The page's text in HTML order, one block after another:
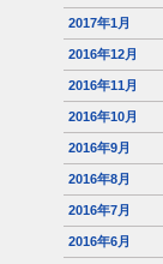
2017年1月
2016年12月
2016年11月
2016年10月
2016年9月
2016年8月
2016年7月
2016年6月